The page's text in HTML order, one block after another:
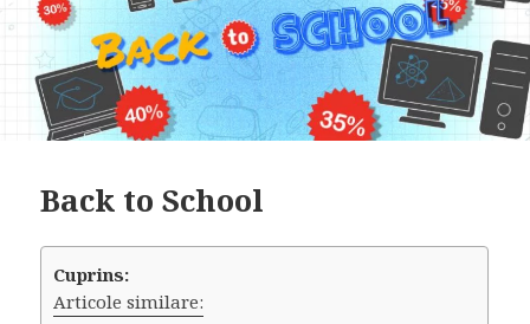
Back to School
Cuprins:
Articole similare: